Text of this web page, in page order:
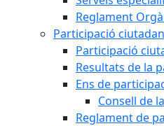
Reglament
Participació
Participació
Resultats de la
Ens de
Consell de
Reglament de